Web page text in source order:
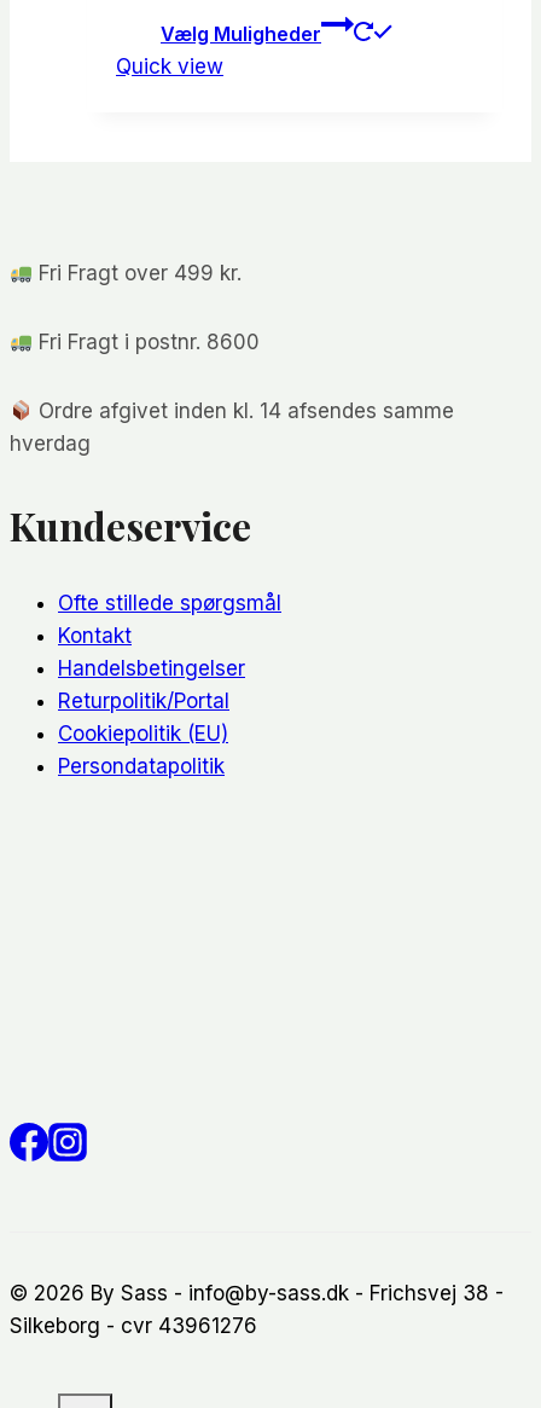
oprindelige
pris
aktuelle
Vælg Muligheder
Quick view
Fri Fragt over 499 kr.
Fri Fragt i postnr. 8600
Ordre afgivet inden kl. 14 afsendes samme
hverdag
Kundeservice
Ofte stillede spørgsmål
Kontakt
Handelsbetingelser
Returpolitik/Portal
Cookiepolitik (EU)
Persondatapolitik
© 2026 By Sass - info@by-sass.dk - Frichsvej 38 -
Silkeborg - cvr 43961276